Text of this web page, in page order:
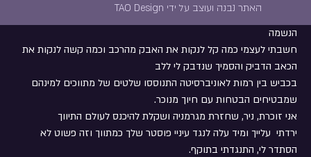
הנשמה
הכאב הדביק והסמיך שנדבק לי ללב
שמבטיחים הבטחות עם חיוך מנוכר.
אני זוכרת, ניר, שחזרת מגרמניה ושקלת להיכנס לעולם התיווך
הסתדר לי, התנגדתי בתוקף.
האתר נבנה ועוצב על ידי TAO Design